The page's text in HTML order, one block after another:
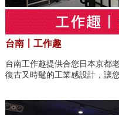
台南〡工作趣
台南工作趣提供合您日本京都
復古又時髦的工業感設計，讓您